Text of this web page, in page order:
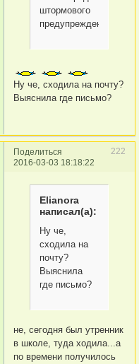
штормового
предупреждения...б
Ну че, сходила на почту?
Выяснила где письмо?
Поделиться
222
2016-03-03 18:18:22
Elianora
написал(а):
Ну че,
сходила на
почту?
Выяснила
где письмо?
не, сегодня был утренник
в школе, туда ходила...а
по времени получилось